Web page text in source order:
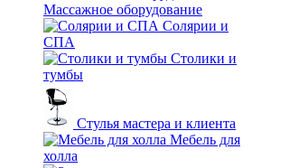
Массажное оборудование
Солярии и
СПА
Столики и
тумбы
Стулья мастера и клиента
Мебель для
холла